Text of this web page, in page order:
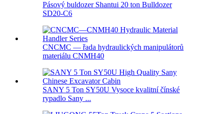
Pásový buldozer Shantui 20 ton Bulldozer
SD20-C6
CNCMC — řada hydraulických manipulátorů
materiálu CNMH40
SANY 5 Ton SY50U Vysoce kvalitní čínské
rypadlo Sany ...